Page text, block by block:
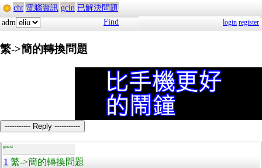
cht 電腦資訊 gcin 已解決問題
adm
Find login register
繁->簡的轉換問題
----------- Reply -----------
guest
1 繁->簡的轉換問題